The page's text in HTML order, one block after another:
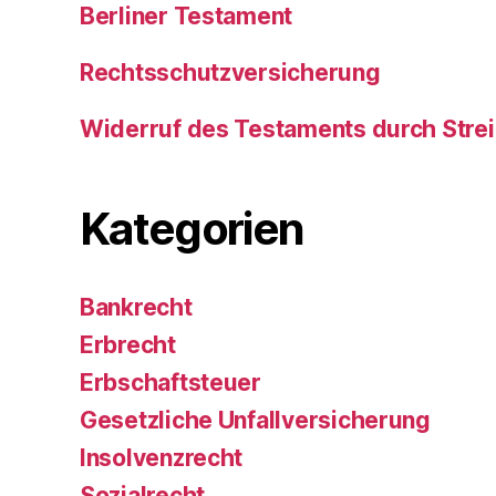
Berliner Testament
Rechtsschutzversicherung
Widerruf des Testaments durch
Kategorien
Bankrecht
Erbrecht
Erbschaftsteuer
Gesetzliche Unfallversicherung
Insolvenzrecht